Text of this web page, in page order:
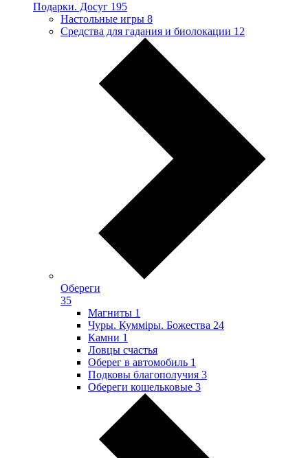
Подарки. Досуг 195
Настольные игры 8
Средства для гадания и биолокации 12
Обереги
35
Магниты 1
Чуры. Куммiры. Божества 24
Камни 1
Ловцы счастья
Оберег в автомобиль 1
Подковы благополучия 3
Обереги кошельковые 3